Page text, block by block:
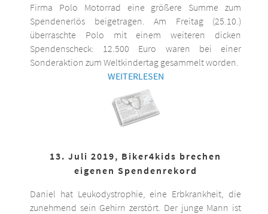
Firma Polo Motorrad eine größere Summe zum
Spendenerlös beigetragen. Am Freitag (25.10.)
überraschte Polo mit einem weiteren dicken
Spendenscheck: 12.500 Euro waren bei einer
Sonderaktion zum Weltkindertag gesammelt worden.
WEITERLESEN
13. Juli 2019, Biker4kids brechen
eigenen Spendenrekord
Daniel hat Leukodystrophie, eine Erbkrankheit, die
zunehmend sein Gehirn zerstört. Der junge Mann ist